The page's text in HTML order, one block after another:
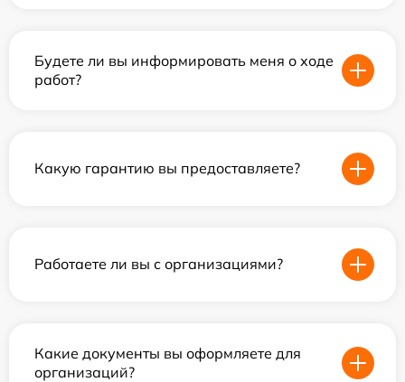
Будете ли вы информировать меня о ходе
работ?
Какую гарантию вы предоставляете?
Работаете ли вы с организациями?
Какие документы вы оформляете для
организаций?